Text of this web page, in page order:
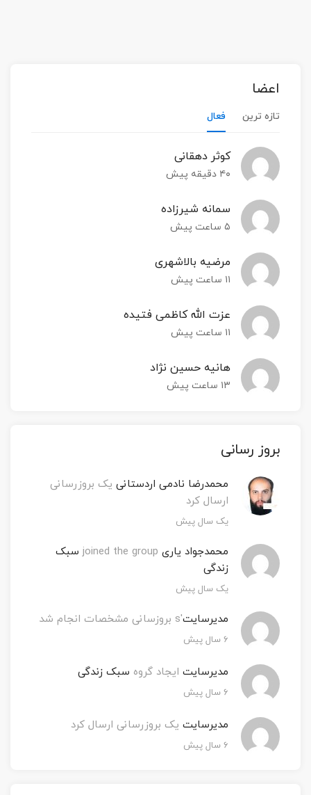
اعضا
تازه ترین فعال
کوثر دهقانی
۴۰ دقیقه پیش
سمانه شیرزاده
۵ ساعت پیش
مرضیه بالاشهری
۱۱ ساعت پیش
عزت الله کاظمی فتیده
۱۱ ساعت پیش
هانیه حسین نژاد
۱۳ ساعت پیش
‫بروز رسانی
محمدرضا نادمی اردستانی یک بروزرسانی
ارسال کرد
یک سال پیش
محمدجواد یاری
سبک
زندگی
یک سال پیش
مدیرسایت's بروزسانی مشخصات انجام شد
۶ سال پیش
مدیرسایت ایجاد گروه سبک زندگی
۶ سال پیش
مدیرسایت یک بروزرسانی ارسال کرد
۶ سال پیش